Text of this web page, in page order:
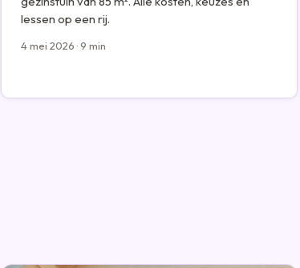
lessen op een rij.
4 mei 2026 · 9 min